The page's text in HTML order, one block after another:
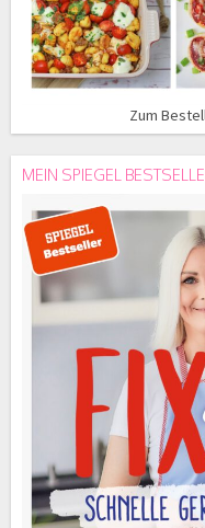
Zum
MEIN SPIEGEL